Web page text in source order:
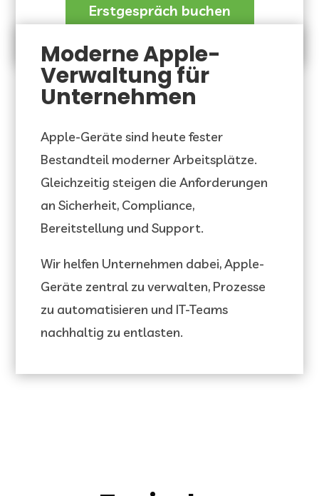
Erstgespräch buchen
Moderne Apple-
Verwaltung für
Unternehmen
Apple-Geräte sind heute fester
Bestandteil moderner Arbeitsplätze.
Gleichzeitig steigen die Anforderungen
an Sicherheit, Compliance,
Bereitstellung und Support.
Wir helfen Unternehmen dabei, Apple-
Geräte zentral zu verwalten, Prozesse
zu automatisieren und IT-Teams
nachhaltig zu entlasten.